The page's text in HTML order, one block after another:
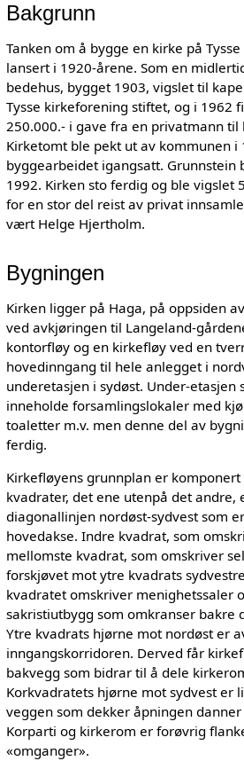
Bakgrunn
Tanken om å bygge en kirke på
lansert i 1920-årene. Som en
bedehus, bygget 1903, vigslet til
Tysse kirkeforening stiftet, og i 1962
250.000.- i gave fra en privatmann til
Kirketomt ble pekt ut av kommunen i
byggearbeidet igangsatt. Grunnstein
1992. Kirken sto ferdig og ble vigslet
for en stor del reist av privat
vært Helge Hjertholm.
Bygningen
Kirken ligger på Haga, på oppsiden
ved avkjøringen til Langeland-
kontorfløy og en kirkefløy ved en
hovedinngang til hele anlegget i
underetasjen i sydøst. Under-etasjen
inneholde forsamlingslokaler med
toaletter m.v. men denne del av
ferdig.
Kirkefløyens grunnplan er
kvadrater, det ene utenpå det andre,
diagonallinjen nordøst-sydvest som
hovedakse. Indre kvadrat, som
mellomste kvadrat, som omskriver
forskjøvet mot ytre kvadrats
kvadratet omskriver menighetssaler
sakristiutbygg som omkranser bakre
Ytre kvadrats hjørne mot nordøst er
inngangskorridoren. Derved får
bakvegg som bidrar til å dele
Korkvadratets hjørne mot sydvest er
veggen som dekker åpningen
Korparti og kirkerom er forøvrig
«omganger».